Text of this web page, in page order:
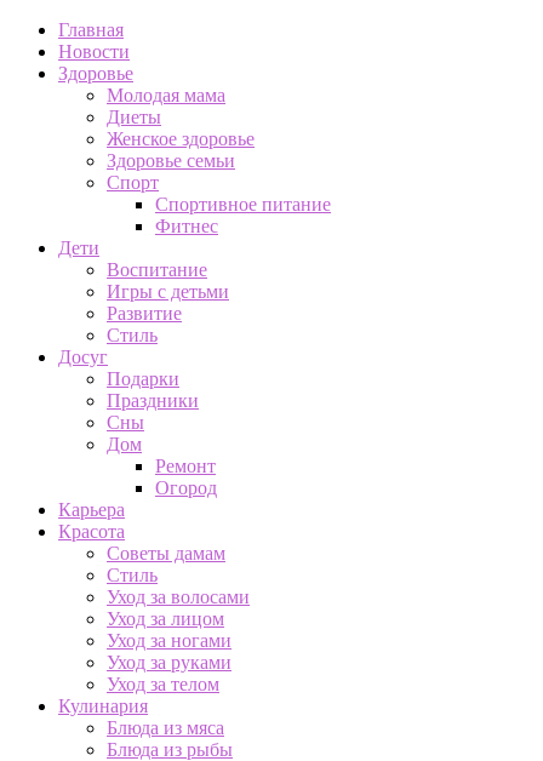
Главная
Новости
Здоровье
Молодая мама
Диеты
Женское здоровье
Здоровье семьи
Спорт
Спортивное питание
Фитнес
Дети
Воспитание
Игры с детьми
Развитие
Стиль
Досуг
Подарки
Праздники
Сны
Дом
Ремонт
Огород
Карьера
Красота
Советы дамам
Стиль
Уход за волосами
Уход за лицом
Уход за ногами
Уход за руками
Уход за телом
Кулинария
Блюда из мяса
Блюда из рыбы